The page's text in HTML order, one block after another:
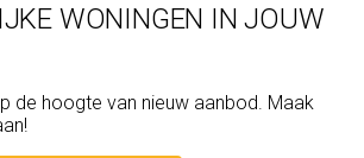
WONINGEN IN JOUW
de hoogte van nieuw aanbod. Maak